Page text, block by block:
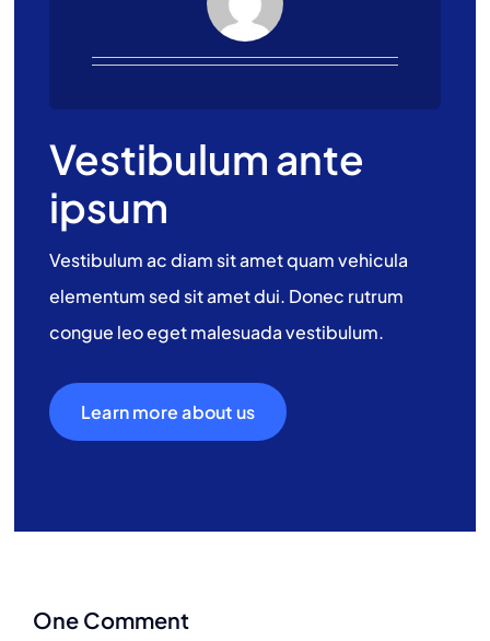
Vestibulum ante
ipsum
Vestibulum ac diam sit amet quam vehicula
elementum sed sit amet dui. Donec rutrum
congue leo eget malesuada vestibulum.
Learn more about us
One Comment